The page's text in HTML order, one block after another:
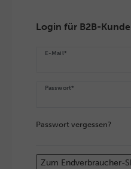
Login für B2B-
E-Mail*
Passwort*
Passwort vergessen?
Zum Endverbraucher-